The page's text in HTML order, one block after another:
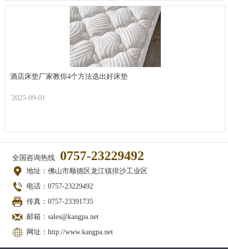
酒店床垫厂家教你4个方法选出好床垫
'2025-09-01
全国咨询热线 0757-23229492
地址：佛山市顺德区龙江镇排沙工业区
电话：0757-23229492
传真：0757-23391735
邮箱：sales@kangpa.net
网址：http://www.kangpa.net